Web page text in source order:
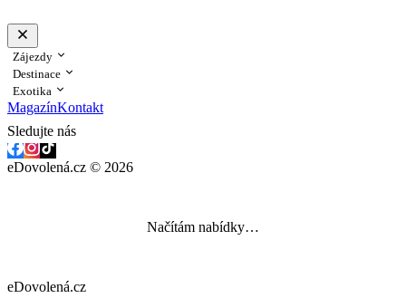
Zájezdy
Destinace
Exotika
MagazínKontakt
Sledujte nás
eDovolená.cz © 2026
Načítám nabídky…
eDovolená.cz